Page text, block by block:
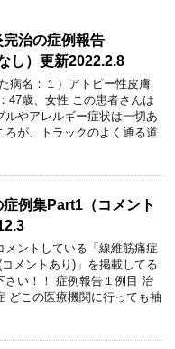
治の症例報告
し）更新2022.2.8
病名：１）アトピー性皮膚
47歳、女性 この患者さんは
ルやアレルギー症状は一切あ
ろが、トラックのよく通る道
例集Part1（コメント
メントしている「線維筋痛症
メントあり)」を掲載してる
さい！！ 症例報告１例目 治
どこの医療機関に行っても袖